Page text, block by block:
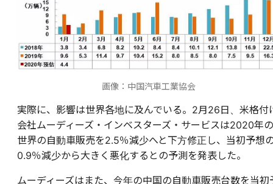
画像：中国汽車工業協会
実際に、影響は世界各地に及んでいる。2月26日、米格付
会社ムーディーズ・インベスターズ・サービスは2020年の
世界の自動車販売を2.5％減少へと下方修正し、当初予想
0.9％減少から大きく悪化するとの予測を発表した。
ムーディーズはまた、今年の中国の自動車販売台数を当初